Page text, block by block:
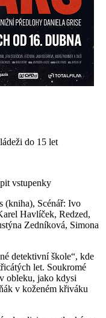
do 15 let
vstupenky
(kniha), Scénář: Ivo
Havlíček, Redzed,
Zedníková, Simona
detektivní škole“, kde
let. Soukromé
obleku, jako kdysi
v koženém křiváku